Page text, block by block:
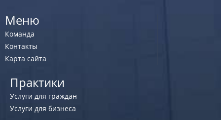
Меню
Команда
Контакты
Карта сайта
Практики
Услуги для граждан
Услуги для бизнеса